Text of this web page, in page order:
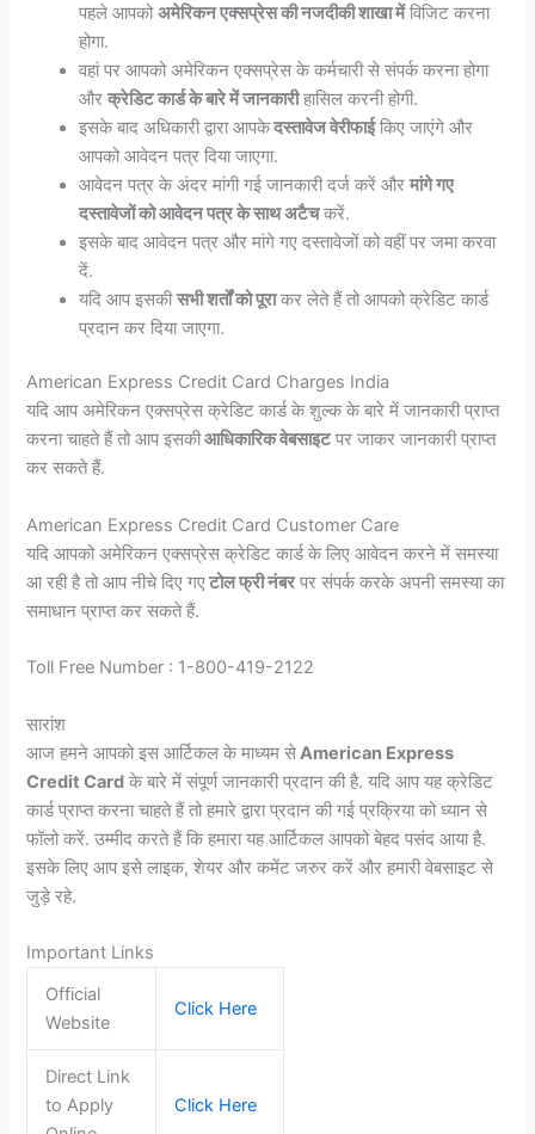
पहले आपकोअमेरिकन एक्सप्रेस की नजदीकी शाखा मेंविजिट करना
होगा.
वहां पर आपको अमेरिकन एक्सप्रेस के कर्मचारी से संपर्क करना होगा
औरक्रेडिट कार्ड के बारे में जानकारीहासिल करनी होगी.
इसके बाद अधिकारी द्वारा आपकेदस्तावेज वेरीफाईकिए जाएंगे और
आपको आवेदन पत्र दिया जाएगा.
आवेदन पत्र के अंदर मांगी गई जानकारी दर्ज करें औरमांगे गए
दस्तावेजों को आवेदन पत्र के साथ अटैचकरें.
इसके बाद आवेदन पत्र और मांगे गए दस्तावेजों को वहीं पर जमा करवा
दें.
यदि आप इसकीसभी शर्तों को पूराकर लेते हैं तो आपको क्रेडिट कार्ड
प्रदान कर दिया जाएगा.
American Express Credit Card Charges India
यदि आप अमेरिकन एक्सप्रेस क्रेडिट कार्ड के शुल्क के बारे में जानकारी प्राप्त
करना चाहते हैं तो आप इसकीआधिकारिक वेबसाइटपर जाकर जानकारी प्राप्त
कर सकते हैं.
American Express Credit Card Customer Care
यदि आपको अमेरिकन एक्सप्रेस क्रेडिट कार्ड के लिए आवेदन करने में समस्या
आ रही है तो आप नीचे दिए गएटोल फ्री नंबरपर संपर्क करके अपनी समस्या का
समाधान प्राप्त कर सकते हैं.
Toll Free Number : 1-800-419-2122
सारांश
आज हमने आपको इस आर्टिकल के माध्यम से American Express
Credit Card के बारे में संपूर्ण जानकारी प्रदान की है. यदि आप यह क्रेडिट
कार्ड प्राप्त करना चाहते हैं तो हमारे द्वारा प्रदान की गई प्रक्रिया को ध्यान से
फॉलो करें. उम्मीद करते हैं कि हमारा यह आर्टिकल आपको बेहद पसंद आया है.
इसके लिए आप इसे लाइक, शेयर और कमेंट जरुर करें और हमारी वेबसाइट से
जुड़े रहे.
Important Links
Official
Website
Click Here
Direct Link
to Apply
Click Here